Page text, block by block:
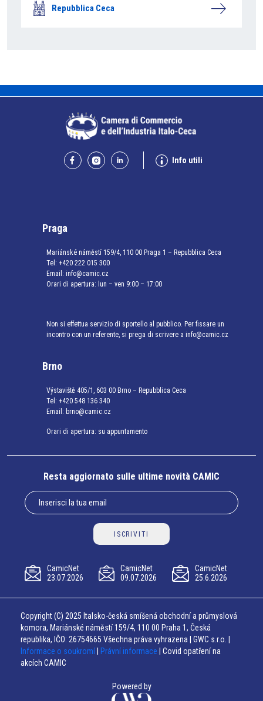
Repubblica Ceca
Info utili
Praga
Mariánské náměstí 159/4, 110 00 Praga 1 – Repubblica Ceca
Tel: +420 222 015 300
Email: info@camic.cz
Orari di apertura: lun – ven 9:00 – 17:00
Non si effettua servizio di sportello al pubblico. Per fissare un
incontro con un referente, si prega di scrivere a info@camic.cz
Brno
Výstaviště 405/1, 603 00 Brno – Repubblica Ceca
Tel: +420 548 136 340
Email: brno@camic.cz
Orari di apertura: su appuntamento
Resta aggiornato sulle ultime novità CAMIC
ISCRIVITI
CamicNet
23.07.2026
CamicNet
09.07.2026
CamicNet
25.6.2026
Copyright (C) 2025 Italsko-česká smíšená obchodní a průmyslová
komora, Mariánské náměstí 159/4, 110 00 Praha 1, Česká
republika, IČO: 26754665 Všechna práva vyhrazena | GWC s.r.o. |
Informace o soukromí
Právní informace | Covid opatření na
akcích CAMIC
Powered by